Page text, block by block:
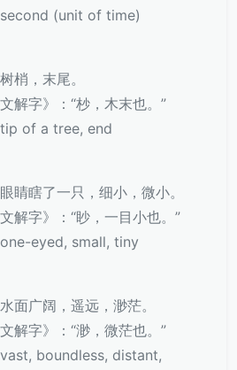
(unit of time)
梢，末尾。
解字》：“杪，木末也。”
of a tree, end
睛瞎了一只，细小，微小。
解字》：“眇，一目小也。”
eyed, small, tiny
面广阔，遥远，渺茫。
解字》：“渺，微茫也。”
boundless, distant,